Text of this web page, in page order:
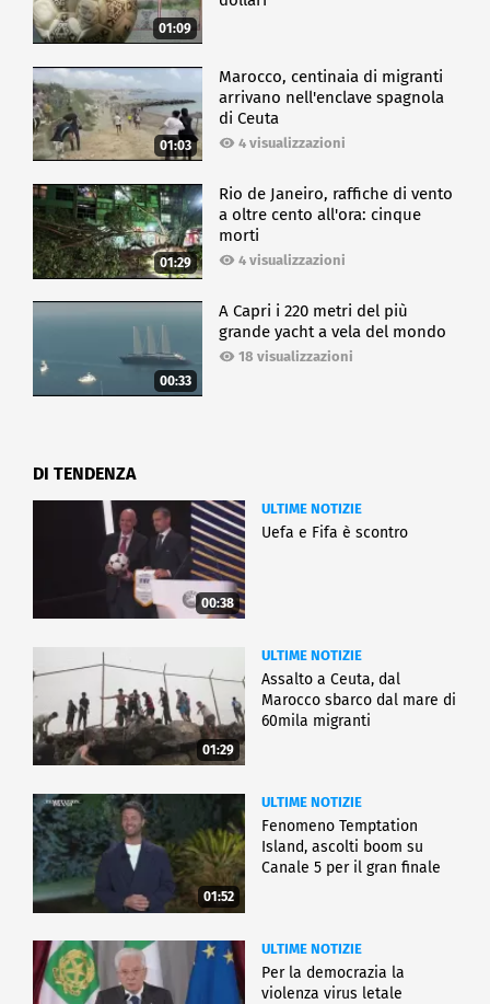
01:09
01:03
Marocco, centinaia di migranti
arrivano nell'enclave spagnola
di Ceuta
4 visualizzazioni
01:29
Rio de Janeiro, raffiche di vento
a oltre cento all'ora: cinque
morti
4 visualizzazioni
00:33
A Capri i 220 metri del più
grande yacht a vela del mondo
18 visualizzazioni
DI TENDENZA
00:38
ULTIME NOTIZIE
Uefa e Fifa è scontro
01:29
ULTIME NOTIZIE
Assalto a Ceuta, dal
Marocco sbarco dal mare di
60mila migranti
01:52
ULTIME NOTIZIE
Fenomeno Temptation
Island, ascolti boom su
Canale 5 per il gran finale
ULTIME NOTIZIE
Per la democrazia la
violenza virus letale